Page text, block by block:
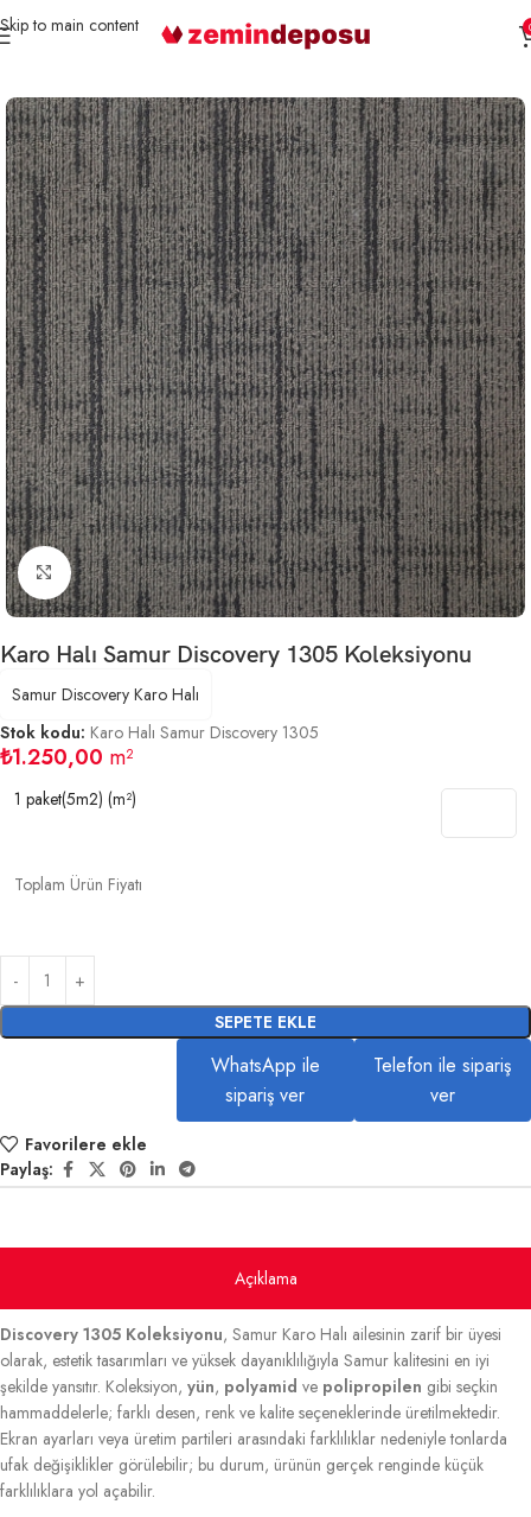
Skip to main content
Büyütmek için tıklayın
Karo Halı Samur Discovery 1305 Koleksiyonu
Samur Discovery Karo Halı
Stok kodu: Karo Halı Samur Discovery 1305
₺1.250,00 m²
1 paket(5m2) (m²)
Toplam Ürün Fiyatı
SEPETE EKLE
WhatsApp ile
sipariş ver
Telefon ile sipariş
ver
Favorilere ekle
Paylaş:
Açıklama
Discovery 1305 Koleksiyonu, Samur Karo Halı ailesinin zarif bir üyesi
olarak, estetik tasarımları ve yüksek dayanıklılığıyla Samur kalitesini en iyi
şekilde yansıtır. Koleksiyon, yün, polyamid ve polipropilen gibi seçkin
hammaddelerle; farklı desen, renk ve kalite seçeneklerinde üretilmektedir.
Ekran ayarları veya üretim partileri arasındaki farklılıklar nedeniyle tonlarda
ufak değişiklikler görülebilir; bu durum, ürünün gerçek renginde küçük
farklılıklara yol açabilir.